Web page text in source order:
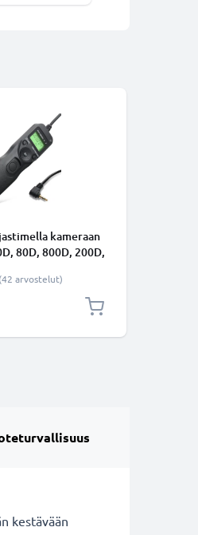
kameraan
80D, 800D, 200D,
kaukolaukaisin
tuotemerkiltä
(42 arvostelut)
kestävään